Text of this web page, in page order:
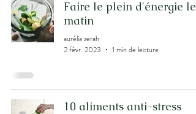
Faire le plein d'énergie le
matin
aurélia zerah
2 févr. 2023
1 min de lecture
10 aliments anti-stress